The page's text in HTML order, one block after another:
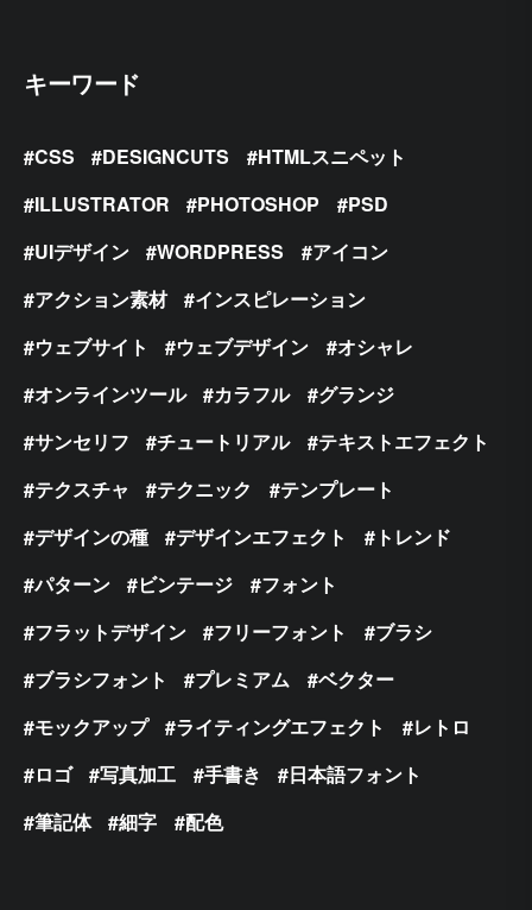
キーワード
CSS DESIGNCUTS
HTMLスニペット
ILLUSTRATOR
PHOTOSHOP
PSD
UIデザイン
WORDPRESS
アイコン
アクション素材
インスピレーション
ウェブサイト
ウェブデザイン
オシャレ
オンラインツール
カラフル
グランジ
サンセリフ
チュートリアル
テキストエフェクト
テクスチャ
テクニック
テンプレート
デザインの種
デザインエフェクト
トレンド
パターン
ビンテージ
フォント
フラットデザイン
フリーフォント
ブラシ
ブラシフォント
プレミアム
ベクター
モックアップ
ライティングエフェクト
レトロ
ロゴ
写真加工 手書き
日本語フォント
筆記体
細字 配色